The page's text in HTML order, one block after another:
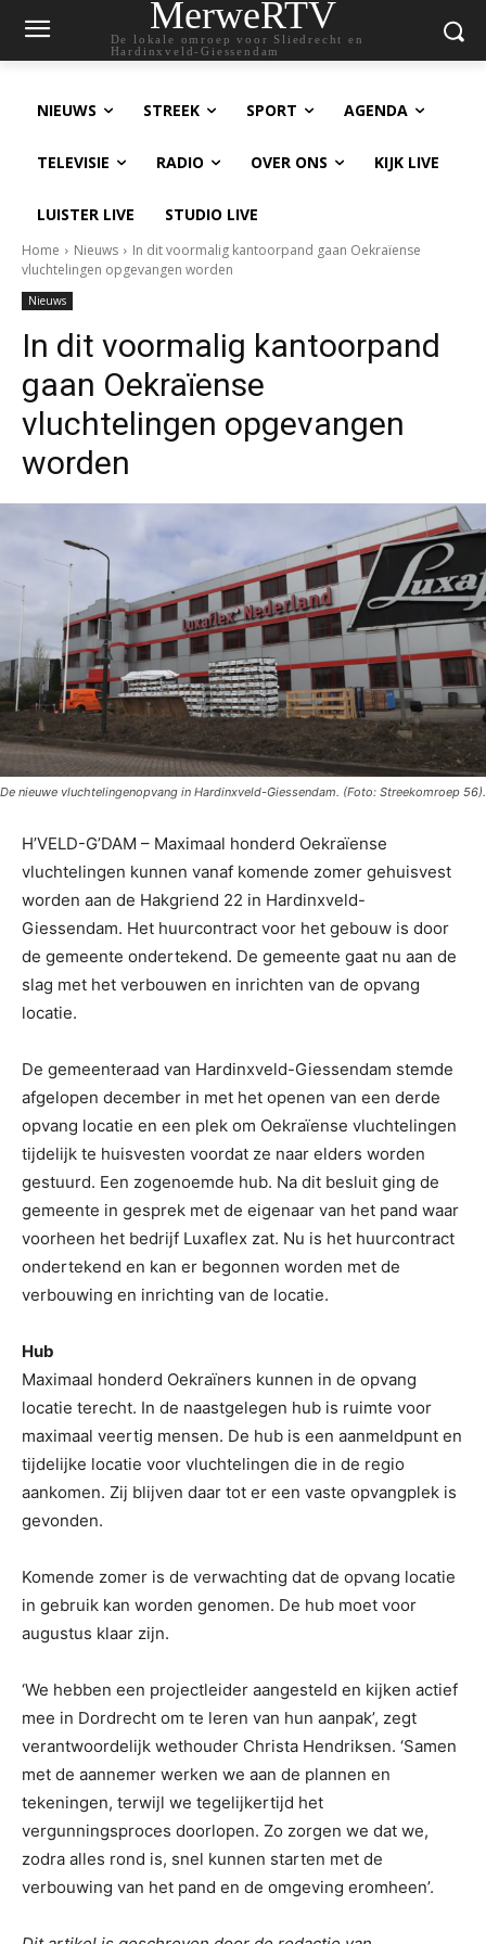
MerweRTV
De lokale omroep voor Sliedrecht en
Hardinxveld-Giessendam
NIEUWS STREEK SPORT AGENDA
TELEVISIE RADIO OVER ONS KIJK LIVE
LUISTER LIVE STUDIO LIVE
Home Nieuws
In dit voormalig kantoorpand gaan Oekraïense
vluchtelingen opgevangen worden
Nieuws
In dit voormalig kantoorpand
gaan Oekraïense
vluchtelingen opgevangen
worden
De nieuwe vluchtelingenopvang in Hardinxveld-Giessendam. (Foto: Streekomroep 56).
H’VELD-G’DAM – Maximaal honderd Oekraïense
vluchtelingen kunnen vanaf komende zomer gehuisvest
worden aan de Hakgriend 22 in Hardinxveld-
Giessendam. Het huurcontract voor het gebouw is door
de gemeente ondertekend. De gemeente gaat nu aan de
slag met het verbouwen en inrichten van de opvang
locatie.
De gemeenteraad van Hardinxveld-Giessendam stemde
afgelopen december in met het openen van een derde
opvang locatie en een plek om Oekraïense vluchtelingen
tijdelijk te huisvesten voordat ze naar elders worden
gestuurd. Een zogenoemde hub. Na dit besluit ging de
gemeente in gesprek met de eigenaar van het pand waar
voorheen het bedrijf Luxaflex zat. Nu is het huurcontract
ondertekend en kan er begonnen worden met de
verbouwing en inrichting van de locatie.
Hub
Maximaal honderd Oekraïners kunnen in de opvang
locatie terecht. In de naastgelegen hub is ruimte voor
maximaal veertig mensen. De hub is een aanmeldpunt en
tijdelijke locatie voor vluchtelingen die in de regio
aankomen. Zij blijven daar tot er een vaste opvangplek is
gevonden.
Komende zomer is de verwachting dat de opvang locatie
in gebruik kan worden genomen. De hub moet voor
augustus klaar zijn.
‘We hebben een projectleider aangesteld en kijken actief
mee in Dordrecht om te leren van hun aanpak’, zegt
verantwoordelijk wethouder Christa Hendriksen. ‘Samen
met de aannemer werken we aan de plannen en
tekeningen, terwijl we tegelijkertijd het
vergunningsproces doorlopen. Zo zorgen we dat we,
zodra alles rond is, snel kunnen starten met de
verbouwing van het pand en de omgeving eromheen’.